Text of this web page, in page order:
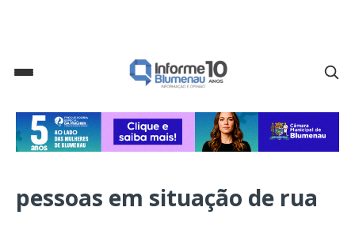
pessoas em situação de rua